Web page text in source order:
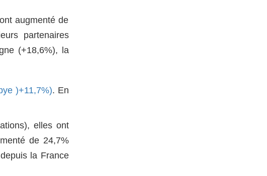
augmenté de
partenaires
(+18,6%), la
)+11,7%). En
elles ont
de 24,7%
la France